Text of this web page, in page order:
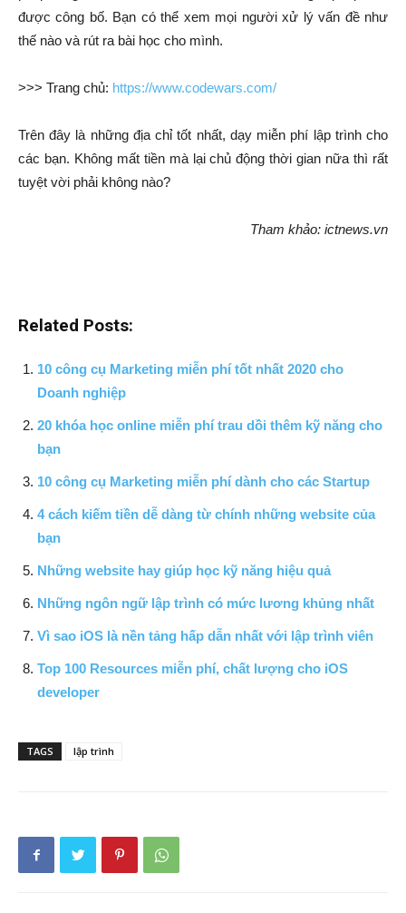
được công bố. Bạn có thể xem mọi người xử lý vấn đề như
thế nào và rút ra bài học cho mình.
>>> Trang chủ: https://www.codewars.com/
Trên đây là những địa chỉ tốt nhất, dạy miễn phí lập trình cho
các bạn. Không mất tiền mà lại chủ động thời gian nữa thì rất
tuyệt vời phải không nào?
Tham khảo: ictnews.vn
Related Posts:
10 công cụ Marketing miễn phí tốt nhất 2020 cho
Doanh nghiệp
20 khóa học online miễn phí trau dồi thêm kỹ năng cho
bạn
10 công cụ Marketing miễn phí dành cho các Startup
4 cách kiếm tiền dễ dàng từ chính những website của
bạn
Những website hay giúp học kỹ năng hiệu quả
Những ngôn ngữ lập trình có mức lương khủng nhất
Vì sao iOS là nền tảng hấp dẫn nhất với lập trình viên
Top 100 Resources miễn phí, chất lượng cho iOS
developer
TAGS lập trình